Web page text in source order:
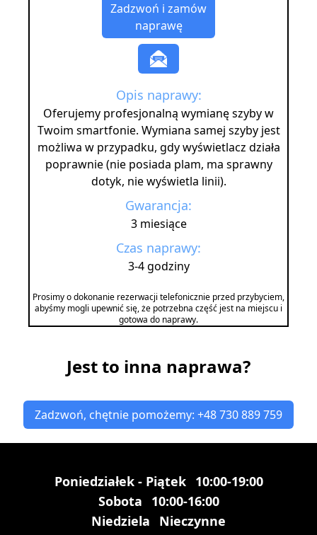
Zadzwoń i zamów
naprawę
Opis naprawy:
Oferujemy profesjonalną wymianę szyby w
Twoim smartfonie. Wymiana samej szyby jest
możliwa w przypadku, gdy wyświetlacz działa
poprawnie (nie posiada plam, ma sprawny
dotyk, nie wyświetla linii).
Gwarancja:
3 miesiące
Czas naprawy:
3-4 godziny
Prosimy o dokonanie rezerwacji telefonicznie przed przybyciem,
abyśmy mogli upewnić się, że potrzebna część jest na miejscu i
gotowa do naprawy.
Jest to inna naprawa?
Zadzwoń, chętnie pomożemy: +48 730 889 759
Poniedziałek - Piątek 10:00-19:00
Sobota
10:00-16:00
Niedziela
Nieczynne